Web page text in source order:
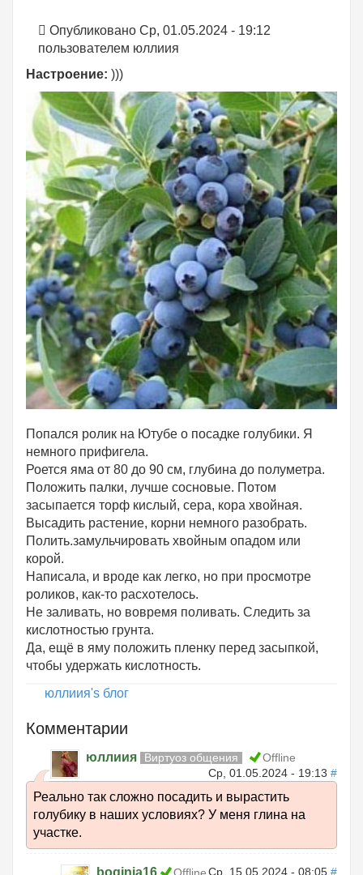
Опубликовано Ср, 01.05.2024 - 19:12
пользователем юллиия
Настроение: )))
Попался ролик на Ютубе о посадке голубики. Я
немного прифигела.
Роется яма от 80 до 90 см, глубина до полуметра.
Положить палки, лучше сосновые. Потом
засыпается торф кислый, сера, кора хвойная.
Высадить растение, корни немного разобрать.
Полить.замульчировать хвойным опадом или
корой.
Написала, и вроде как легко, но при просмотре
роликов, как-то расхотелось.
Не заливать, но вовремя поливать. Следить за
кислотностью грунта.
Да, ещё в яму положить пленку перед засыпкой,
чтобы удержать кислотность.
юллиия's блог
Комментарии
юллиия Виртуоз общения
Offline
Ср, 01.05.2024 - 19:13 #
Реально так сложно посадить и вырастить
голубику в наших условиях? У меня глина на
участке.
boginja16 Ср, 15.05.2024 - 08:05 #